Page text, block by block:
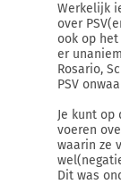
Werkelijk
over
ook op het
er
Rosario,
PSV
Je kunt
voeren
waarin ze
Dit was